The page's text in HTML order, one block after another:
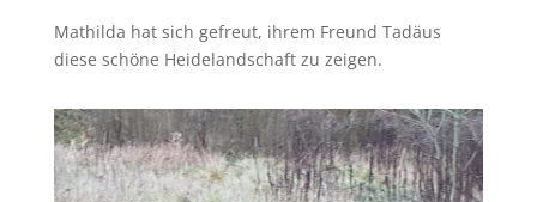
Mathilda hat sich gefreut, ihrem Freund Tadäus
diese schöne Heidelandschaft zu zeigen.